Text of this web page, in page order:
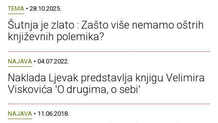
TEMA • 28.10.2025.
Šutnja je zlato : Zašto više nemamo oštrih
književnih polemika?
NAJAVA • 04.07.2022.
Naklada Ljevak predstavlja knjigu Velimira
Viskovića 'O drugima, o sebi'
NAJAVA • 11.06.2018.